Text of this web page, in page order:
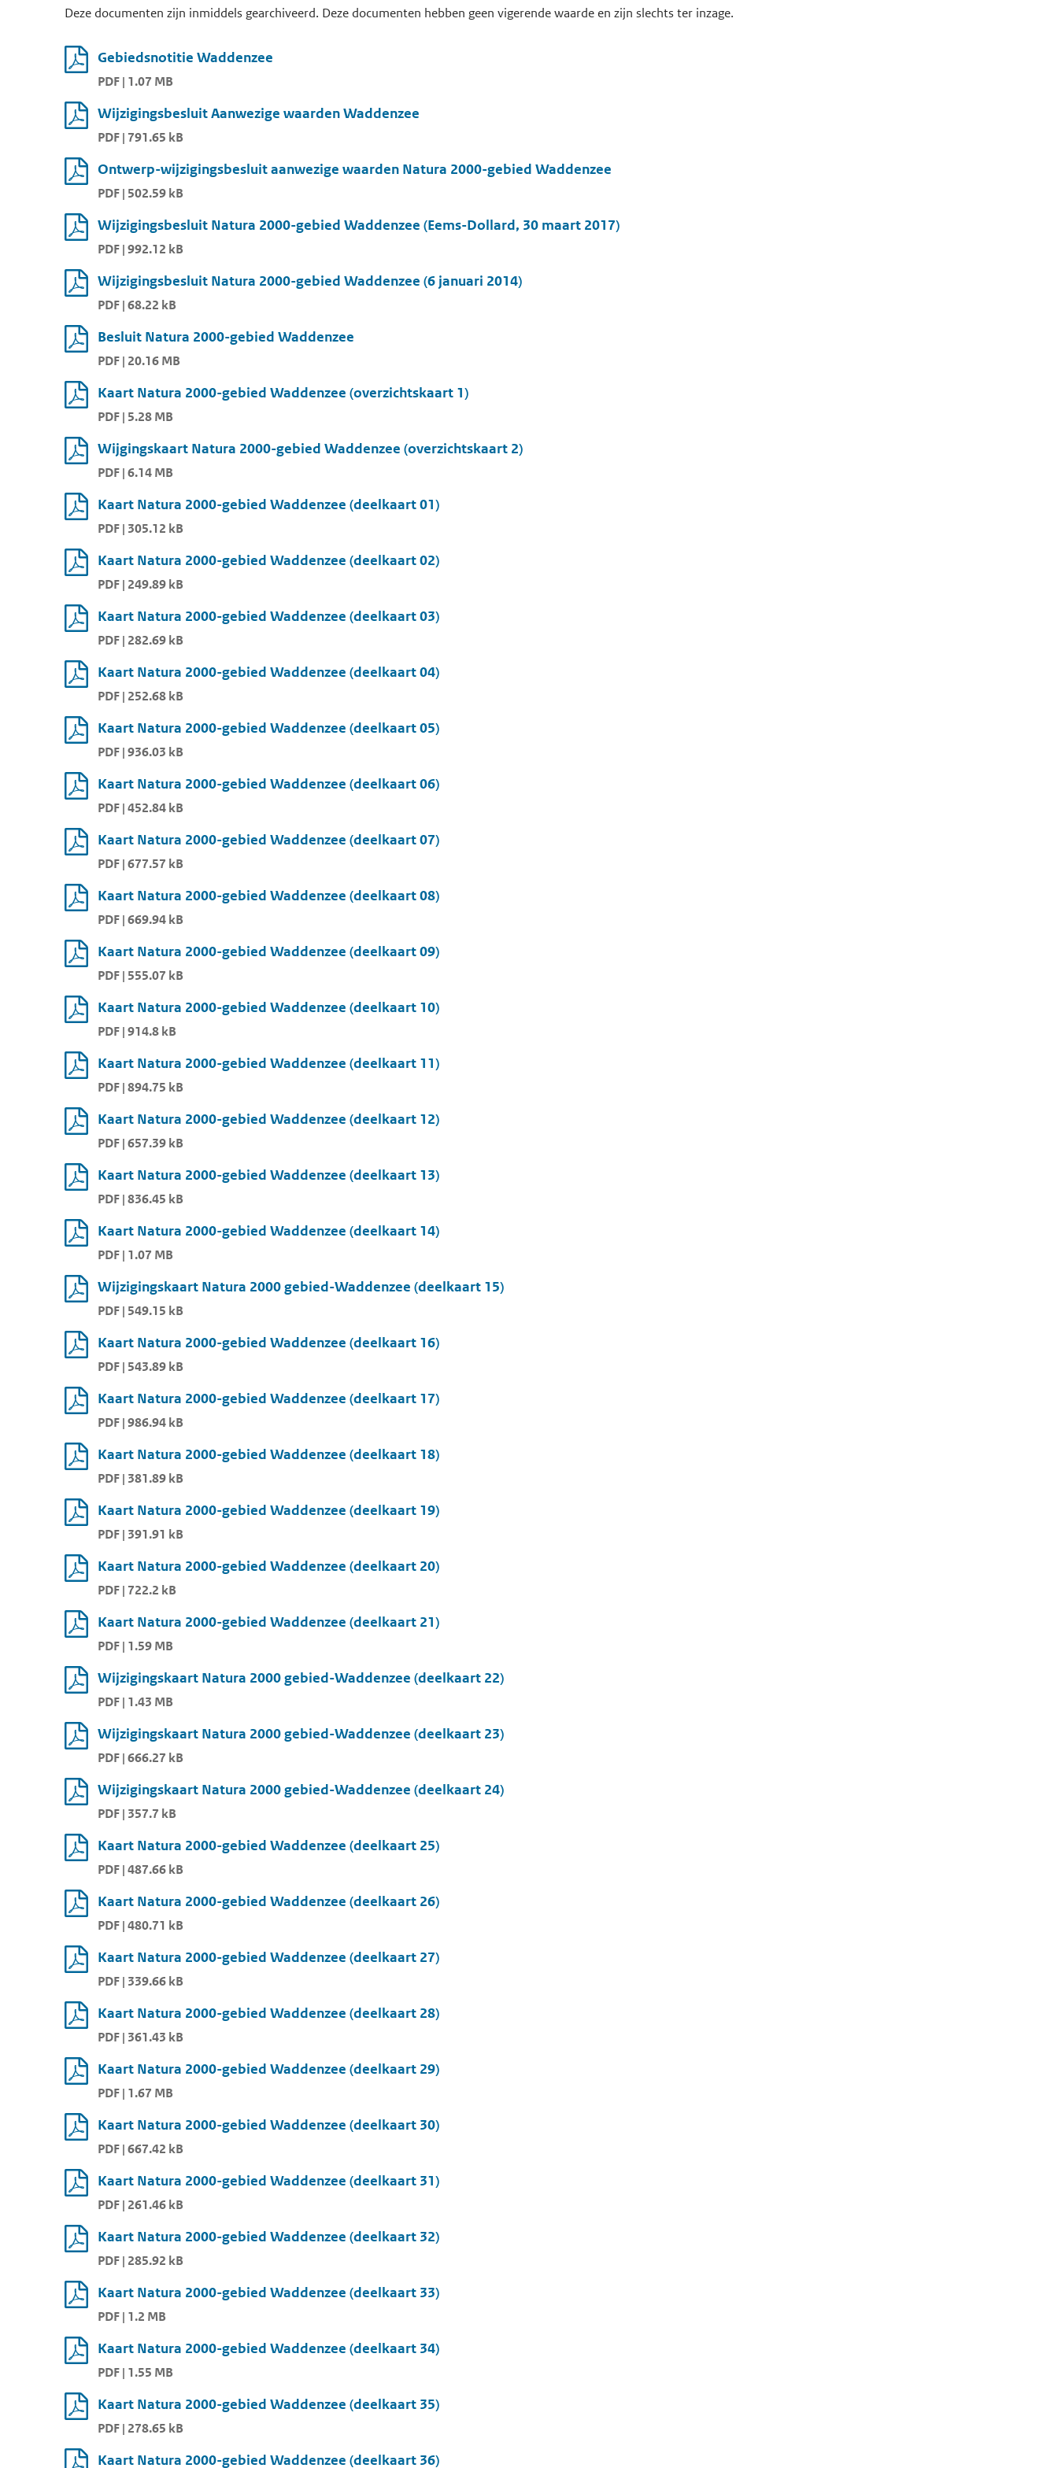
Deze documenten zijn inmiddels gearchiveerd. Deze documenten hebben geen vigerende waarde en zijn slechts ter inzage.
Gebiedsnotitie Waddenzee
PDF | 1.07 MB
Wijzigingsbesluit Aanwezige waarden Waddenzee
PDF | 791.65 kB
Ontwerp-wijzigingsbesluit aanwezige waarden Natura 2000-gebied Waddenzee
PDF | 502.59 kB
Wijzigingsbesluit Natura 2000-gebied Waddenzee (Eems-Dollard, 30 maart 2017)
PDF | 992.12 kB
Wijzigingsbesluit Natura 2000-gebied Waddenzee (6 januari 2014)
PDF | 68.22 kB
Besluit Natura 2000-gebied Waddenzee
PDF | 20.16 MB
Kaart Natura 2000-gebied Waddenzee (overzichtskaart 1)
PDF | 5.28 MB
Wijgingskaart Natura 2000-gebied Waddenzee (overzichtskaart 2)
PDF | 6.14 MB
Kaart Natura 2000-gebied Waddenzee (deelkaart 01)
PDF | 305.12 kB
Kaart Natura 2000-gebied Waddenzee (deelkaart 02)
PDF | 249.89 kB
Kaart Natura 2000-gebied Waddenzee (deelkaart 03)
PDF | 282.69 kB
Kaart Natura 2000-gebied Waddenzee (deelkaart 04)
PDF | 252.68 kB
Kaart Natura 2000-gebied Waddenzee (deelkaart 05)
PDF | 936.03 kB
Kaart Natura 2000-gebied Waddenzee (deelkaart 06)
PDF | 452.84 kB
Kaart Natura 2000-gebied Waddenzee (deelkaart 07)
PDF | 677.57 kB
Kaart Natura 2000-gebied Waddenzee (deelkaart 08)
PDF | 669.94 kB
Kaart Natura 2000-gebied Waddenzee (deelkaart 09)
PDF | 555.07 kB
Kaart Natura 2000-gebied Waddenzee (deelkaart 10)
PDF | 914.8 kB
Kaart Natura 2000-gebied Waddenzee (deelkaart 11)
PDF | 894.75 kB
Kaart Natura 2000-gebied Waddenzee (deelkaart 12)
PDF | 657.39 kB
Kaart Natura 2000-gebied Waddenzee (deelkaart 13)
PDF | 836.45 kB
Kaart Natura 2000-gebied Waddenzee (deelkaart 14)
PDF | 1.07 MB
Wijzigingskaart Natura 2000 gebied-Waddenzee (deelkaart 15)
PDF | 549.15 kB
Kaart Natura 2000-gebied Waddenzee (deelkaart 16)
PDF | 543.89 kB
Kaart Natura 2000-gebied Waddenzee (deelkaart 17)
PDF | 986.94 kB
Kaart Natura 2000-gebied Waddenzee (deelkaart 18)
PDF | 381.89 kB
Kaart Natura 2000-gebied Waddenzee (deelkaart 19)
PDF | 391.91 kB
Kaart Natura 2000-gebied Waddenzee (deelkaart 20)
PDF | 722.2 kB
Kaart Natura 2000-gebied Waddenzee (deelkaart 21)
PDF | 1.59 MB
Wijzigingskaart Natura 2000 gebied-Waddenzee (deelkaart 22)
PDF | 1.43 MB
Wijzigingskaart Natura 2000 gebied-Waddenzee (deelkaart 23)
PDF | 666.27 kB
Wijzigingskaart Natura 2000 gebied-Waddenzee (deelkaart 24)
PDF | 357.7 kB
Kaart Natura 2000-gebied Waddenzee (deelkaart 25)
PDF | 487.66 kB
Kaart Natura 2000-gebied Waddenzee (deelkaart 26)
PDF | 480.71 kB
Kaart Natura 2000-gebied Waddenzee (deelkaart 27)
PDF | 339.66 kB
Kaart Natura 2000-gebied Waddenzee (deelkaart 28)
PDF | 361.43 kB
Kaart Natura 2000-gebied Waddenzee (deelkaart 29)
PDF | 1.67 MB
Kaart Natura 2000-gebied Waddenzee (deelkaart 30)
PDF | 667.42 kB
Kaart Natura 2000-gebied Waddenzee (deelkaart 31)
PDF | 261.46 kB
Kaart Natura 2000-gebied Waddenzee (deelkaart 32)
PDF | 285.92 kB
Kaart Natura 2000-gebied Waddenzee (deelkaart 33)
PDF | 1.2 MB
Kaart Natura 2000-gebied Waddenzee (deelkaart 34)
PDF | 1.55 MB
Kaart Natura 2000-gebied Waddenzee (deelkaart 35)
PDF | 278.65 kB
Kaart Natura 2000-gebied Waddenzee (deelkaart 36)